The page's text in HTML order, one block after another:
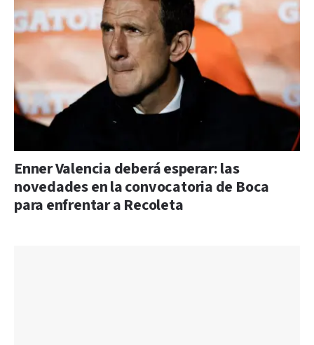
Enner Valencia deberá esperar: las
novedades en la convocatoria de Boca
para enfrentar a Recoleta